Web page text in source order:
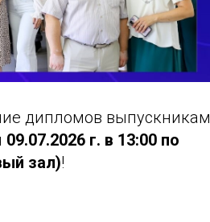
дипломов выпускникам
09.07.2026 г. в 13:00 по
зал)!